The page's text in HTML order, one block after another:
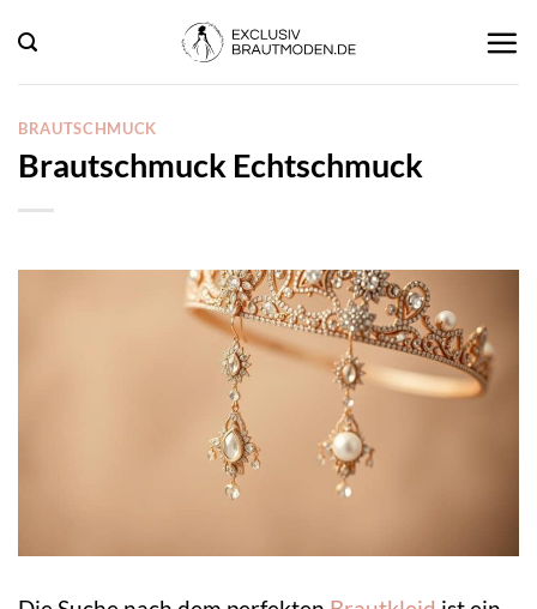
Inhalt
springen
BRAUTSCHMUCK
Brautschmuck Echtschmuck